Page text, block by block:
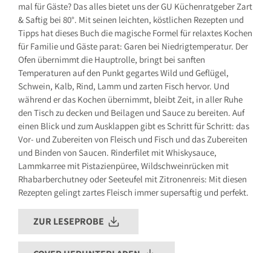
entbehrlich
mal für Gäste? Das alles bietet uns der GU Küchenratgeber Zart
& Saftig bei 80°. Mit seinen leichten, köstlichen Rezepten und
Tipps hat dieses Buch die magische Formel für relaxtes Kochen
für Familie und Gäste parat: Garen bei Niedrigtemperatur. Der
Ofen übernimmt die Hauptrolle, bringt bei sanften
Temperaturen auf den Punkt gegartes Wild und Geflügel,
Schwein, Kalb, Rind, Lamm und zarten Fisch hervor. Und
während er das Kochen übernimmt, bleibt Zeit, in aller Ruhe
den Tisch zu decken und Beilagen und Sauce zu bereiten. Auf
einen Blick und zum Ausklappen gibt es Schritt für Schritt: das
Vor- und Zubereiten von Fleisch und Fisch und das Zubereiten
und Binden von Saucen. Rinderfilet mit Whiskysauce,
Lammkarree mit Pistazienpüree, Wildschweinrücken mit
Rhabarberchutney oder Seeteufel mit Zitronenreis: Mit diesen
Rezepten gelingt zartes Fleisch immer supersaftig und perfekt.
ZUR LESEPROBE